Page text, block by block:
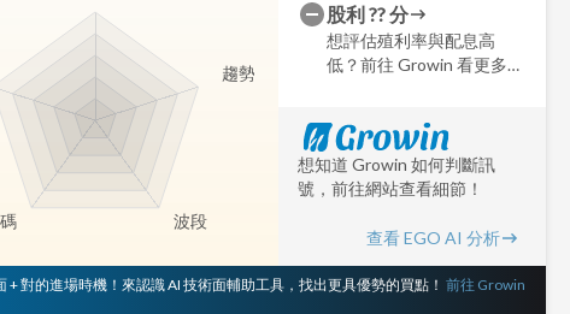
趨勢
波段
股利??分
想評估殖利率與配息高
低？前往 Growin 看更多細
想知道 Growin 如何判斷訊
號，前往網站查看細節！
查看 EGO AI 分析
+ 對的進場時機！來認識 AI 技術面輔助工具，找出更具優勢的買點！ 前往 Growin